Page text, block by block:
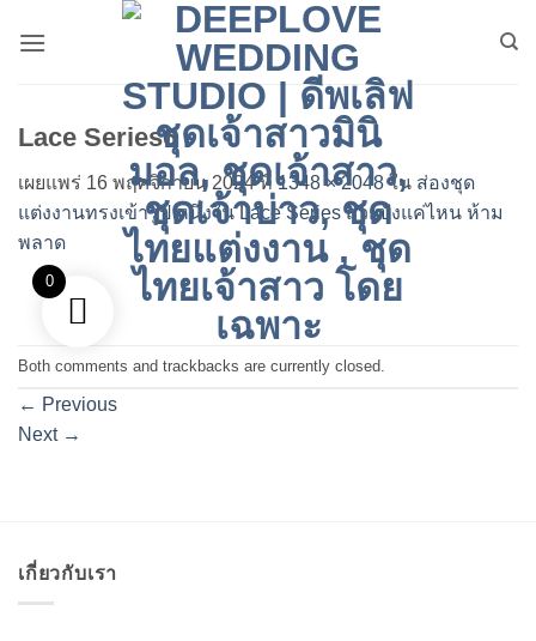
Lace Series6
เผยแพร่ 16 พฤศจิกายน 2024ที่1348 × 2048ใน ส่องชุด
แต่งงานทรงเข้ารูป หนึ่งใน Lace Series สวยปังแค่ไหน ห้าม
พลาด
Both comments and trackbacks are currently closed.
← Previous
Next →
เกี่ยวกับเรา
0